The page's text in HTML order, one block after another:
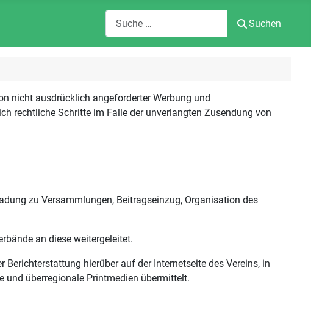
Suchen
Suchen
nicht ausdrücklich angeforderter Werbung und
rechtliche Schritte im Falle der unverlangten Zusendung von
zu Versammlungen, Beitragseinzug, Organisation des
an diese weitergeleitet.
hierüber auf der Internetseite des Vereins, in
und überregionale Printmedien übermittelt.